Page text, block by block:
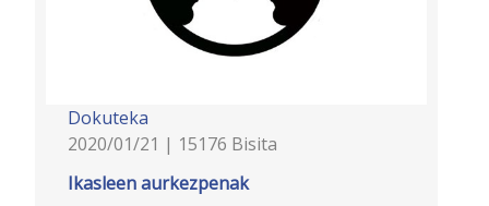
Dokuteka
2020/01/21 | 15176 Bisita
Ikasleen aurkezpenak